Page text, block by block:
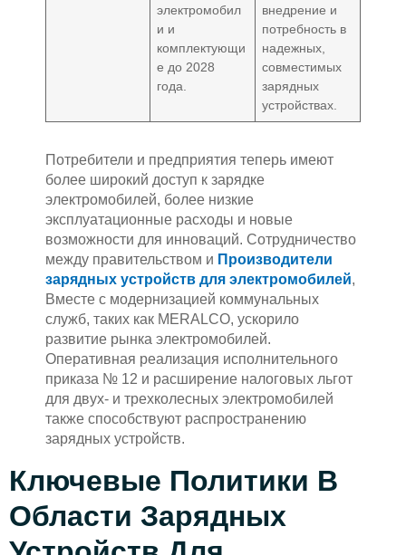
электромобил
и и
комплектующи
е до 2028
года.
внедрение и
потребность в
надежных,
совместимых
зарядных
устройствах.
Потребители и предприятия теперь имеют
более широкий доступ к зарядке
электромобилей, более низкие
эксплуатационные расходы и новые
возможности для инноваций. Сотрудничество
между правительством и Производители
зарядных устройств для электромобилей,
Вместе с модернизацией коммунальных
служб, таких как MERALCO, ускорило
развитие рынка электромобилей.
Оперативная реализация исполнительного
приказа № 12 и расширение налоговых льгот
для двух- и трехколесных электромобилей
также способствуют распространению
зарядных устройств.
Ключевые Политики В
Области Зарядных